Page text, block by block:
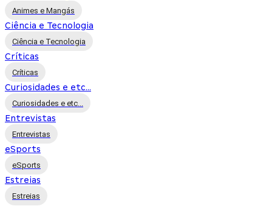
Animes e Mangás
Ciência e Tecnologia
Ciência e Tecnologia
Críticas
Críticas
Curiosidades e etc...
Curiosidades e etc...
Entrevistas
Entrevistas
eSports
eSports
Estreias
Estreias